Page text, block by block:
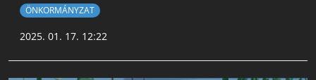
ÖNKORMÁNYZAT
2025. 01. 17. 12:22